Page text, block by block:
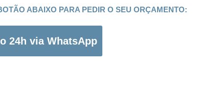
ABAIXO PARA PEDIR O SEU ORÇAMENTO:
24h via WhatsApp